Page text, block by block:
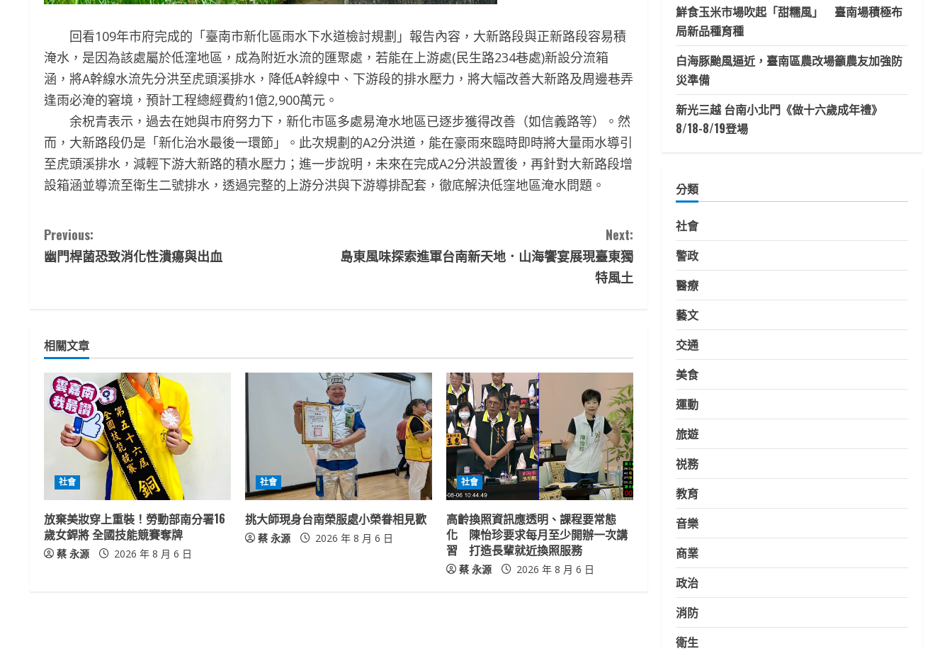
回看109年市府完成的「臺南市新化區雨水下水道檢討規劃」報告內容，大新路段與正新路段容易積
淹水，是因為該處屬於低漥地區，成為附近水流的匯聚處，若能在上游處(民生路234巷處)新設分流箱
涵，將A幹線水流先分洪至虎頭溪排水，降低A幹線中、下游段的排水壓力，將大幅改善大新路及周邊巷弄
逢雨必淹的窘境，預計工程總經費約1億2,900萬元。
余柷青表示，過去在她與市府努力下，新化市區多處易淹水地區已逐步獲得改善（如信義路等）。然
而，大新路段仍是「新化治水最後一環節」。此次規劃的A2分洪道，能在豪雨來臨時即時將大量雨水導引
至虎頭溪排水，減輕下游大新路的積水壓力；進一步說明，未來在完成A2分洪設置後，再針對大新路段增
設箱涵並導流至衛生二號排水，透過完整的上游分洪與下游導排配套，徹底解決低窪地區淹水問題。
C
o
i
n
u
R
e
a
d
Previous:
幽門桿菌恐致消化性潰瘍與出血
Next:
島東風味探索進軍台南新天地．山海饗宴展現臺東獨
特風土
相關文章
社會
放棄美妝穿上重裝！勞動部南分署16
歲女銲將 全國技能競賽奪牌
蔡 永源 2026 年 8 月 6 日
社會
挑大師現身台南榮服處小榮眷相見歡
蔡 永源 2026 年 8 月 6 日
社會
高齡換照資訊應透明、課程要常態
化 陳怡珍要求每月至少開辦一次講
習 打造長輩就近換照服務
蔡 永源 2026 年 8 月 6 日
鮮食玉米市場吹起「甜糯風」 臺南場積極布
局新品種育種
白海豚颱風逼近，臺南區農改場籲農友加強防
災準備
新光三越 台南小北門《做十六歲成年禮》
8/18-8/19登場
分類
社會
警政
醫療
藝文
交通
美食
運動
旅遊
祱務
教育
音樂
商業
政治
消防
衛生